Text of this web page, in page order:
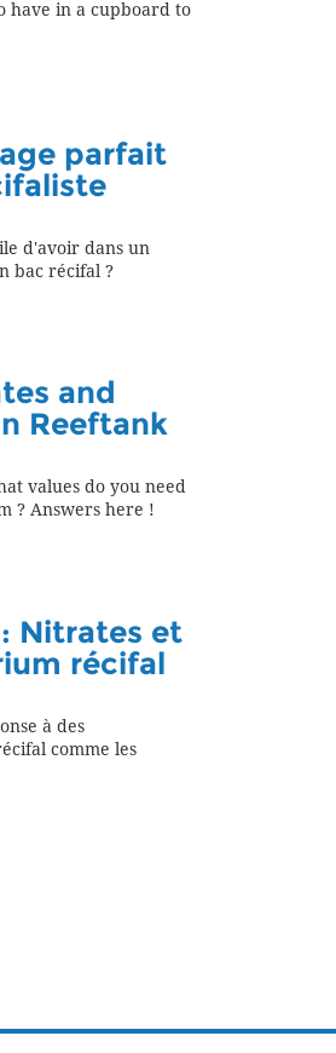
have in a cupboard to
parfait
d'avoir dans un
bac récifal ?
and
Reeftank
values do you need
? Answers here !
Nitrates et
récifal
à des
comme les